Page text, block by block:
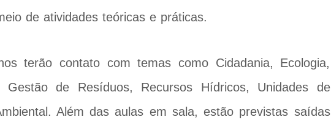
de atividades teóricas e práticas.
terão contato com temas como Cidadania, Ecologia,
de Resíduos, Recursos Hídricos, Unidades de
Além das aulas em sala, estão previstas saídas